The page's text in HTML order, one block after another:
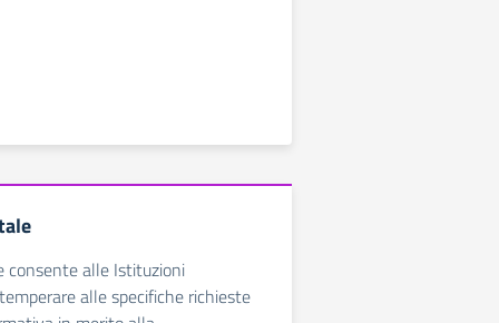
consente alle Istituzioni
alle specifiche richieste